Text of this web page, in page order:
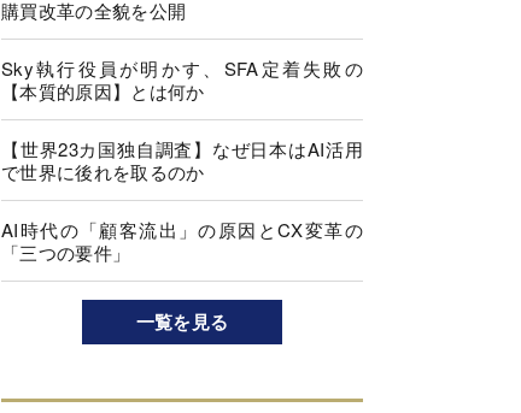
購買改革の全貌を公開
Sky執行役員が明かす、SFA定着失敗の
【本質的原因】とは何か
【世界23カ国独自調査】なぜ日本はAI活用
で世界に後れを取るのか
AI時代の「顧客流出」の原因とCX変革の
「三つの要件」
一覧を見る